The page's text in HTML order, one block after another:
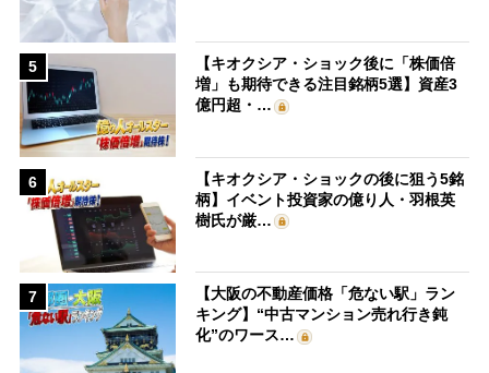
5
【キオクシア・ショック後に「株価倍
増」も期待できる注目銘柄5選】資産3
億円超・…
6
【キオクシア・ショックの後に狙う5銘
柄】イベント投資家の億り人・羽根英
樹氏が厳…
7
【大阪の不動産価格「危ない駅」ラン
キング】“中古マンション売れ行き鈍
化”のワース…